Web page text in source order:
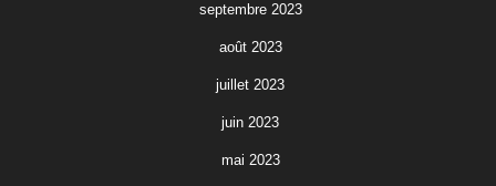
septembre 2023
août 2023
juillet 2023
juin 2023
mai 2023